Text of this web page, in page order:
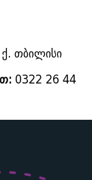
ქ. თბილისი
0322 26 44